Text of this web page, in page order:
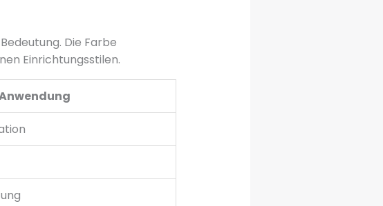
Die Farbe
Einrichtungsstilen.